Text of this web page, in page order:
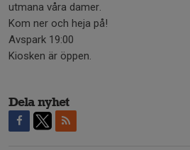
utmana våra damer.
Kom ner och heja på!
Avspark 19:00
Kiosken är öppen.
Dela nyhet